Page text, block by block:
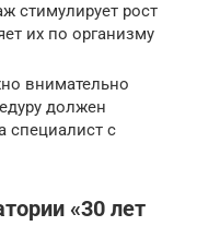
стимулирует рост
их по организму
внимательно
должен
специалист с
«30 лет